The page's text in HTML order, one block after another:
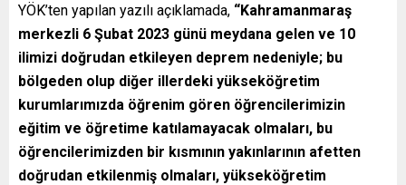
YÖK’ten yapılan yazılı açıklamada, “Kahramanmaraş
merkezli 6 Şubat 2023 günü meydana gelen ve 10
ilimizi doğrudan etkileyen deprem nedeniyle; bu
bölgeden olup diğer illerdeki yükseköğretim
kurumlarımızda öğrenim gören öğrencilerimizin
eğitim ve öğretime katılamayacak olmaları, bu
öğrencilerimizden bir kısmının yakınlarının afetten
doğrudan etkilenmiş olmaları, yükseköğretim